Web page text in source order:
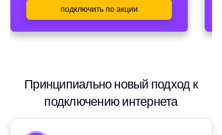
подключить по акции
Принципиально новый подход к
подключению интернета